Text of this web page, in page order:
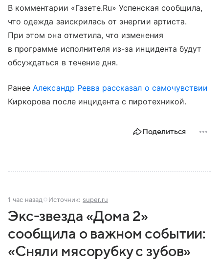
В комментарии «Газете.Ru» Успенская сообщила,
что одежда заискрилась от энергии артиста.
При этом она отметила, что изменения
в программе исполнителя из-за инцидента будут
обсуждаться в течение дня.
Ранее Александр Ревва рассказал о самочувствии
Киркорова после инцидента с пиротехникой.
Поделиться
1 час назад Источник: super.ru
Экс-звезда «Дома 2»
сообщила о важном событии:
«Сняли мясорубку с зубов»